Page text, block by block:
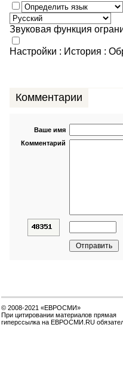
Звуковая функция
Настройки : История :
Комментарии
Ваше имя
Комментарий
© 2008-2021 «ЕВРОСМИ»
При цитировании материалов прямая
гиперссылка на ЕВРОСМИ.RU